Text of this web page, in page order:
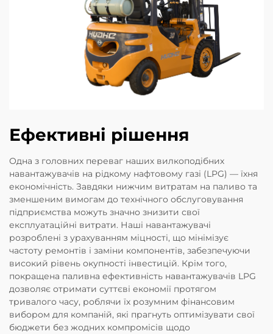
Ефективні рішення
Одна з головних переваг наших вилкоподібних
навантажувачів на рідкому нафтовому газі (LPG) — їхня
економічність. Завдяки нижчим витратам на паливо та
зменшеним вимогам до технічного обслуговування
підприємства можуть значно знизити свої
експлуатаційні витрати. Наші навантажувачі
розроблені з урахуванням міцності, що мінімізує
частоту ремонтів і заміни компонентів, забезпечуючи
високий рівень окупності інвестицій. Крім того,
покращена паливна ефективність навантажувачів LPG
дозволяє отримати суттєві економії протягом
тривалого часу, роблячи їх розумним фінансовим
вибором для компаній, які прагнуть оптимізувати свої
бюджети без жодних компромісів щодо